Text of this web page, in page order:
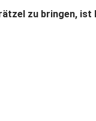
zu bringen, ist